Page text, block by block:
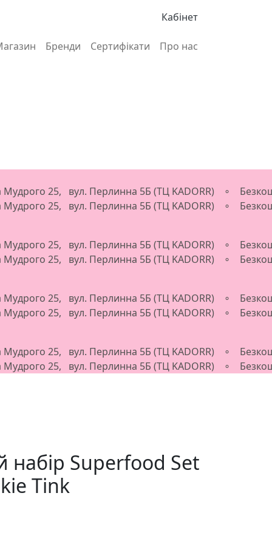
Кабінет
Бренди Сертифікати Про нас
25, вул. Перлинна 5Б (ТЦ KADORR) ∘
25, вул. Перлинна 5Б (ТЦ KADORR) ∘
25, вул. Перлинна 5Б (ТЦ KADORR) ∘
25, вул. Перлинна 5Б (ТЦ KADORR) ∘
25, вул. Перлинна 5Б (ТЦ KADORR) ∘
25, вул. Перлинна 5Б (ТЦ KADORR) ∘
25, вул. Перлинна 5Б (ТЦ KADORR) ∘
25, вул. Перлинна 5Б (ТЦ KADORR) ∘
набір Superfood Set
Tink